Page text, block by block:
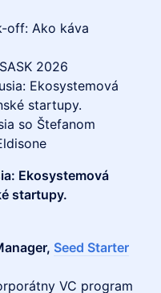
off: Ako káva
2026
Ekosystemová
startupy.
so Štefanom
Ekosystemová
startupy.
Seed Starter
VC program